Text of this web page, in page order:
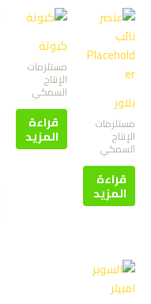
بلاور
مستلزمات
الإنتاج
السمكي
قراءة
المزيد
كبوتة
مستلزمات
الإنتاج
السمكي
قراءة
المزيد